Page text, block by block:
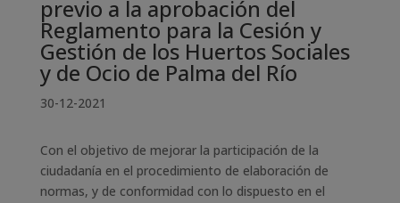
previo a la aprobación del
Reglamento para la Cesión y
Gestión de los Huertos Sociales
y de Ocio de Palma del Río
30-12-2021
Con el objetivo de mejorar la participación de la
ciudadanía en el procedimiento de elaboración de
normas, y de conformidad con lo dispuesto en el